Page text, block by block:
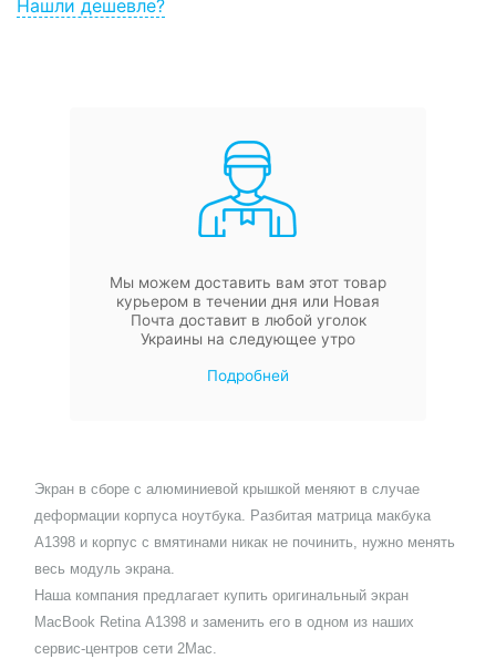
Нашли дешевле?
Мы можем доставить вам этот товар
курьером в течении дня или Новая
Почта доставит в любой уголок
Украины на следующее утро
Подробней
Экран в сборе с алюминиевой крышкой меняют в случае
деформации корпуса ноутбука. Разбитая матрица макбука
A1398 и корпус с вмятинами никак не починить, нужно менять
весь модуль экрана.
Наша компания предлагает купить оригинальный экран
MacBook Retina А1398 и заменить его в одном из наших
сервис-центров сети 2Mac.